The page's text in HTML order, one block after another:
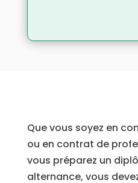
Que vous soyez en
ou en contrat de
vous préparez un
alternance, vous